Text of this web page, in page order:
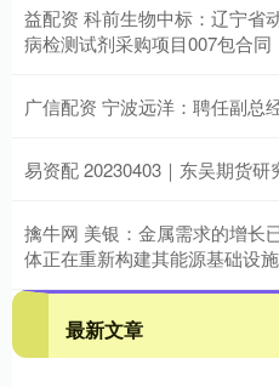
益配资 科前生物中标：辽宁省
病检测试剂采购项目007包合同
广信配资 宁波远洋：聘任副总
易资配 20230403｜东吴期货研
擒牛网 美银：金属需求的增长
体正在重新构建其能源基础设施
最新文章